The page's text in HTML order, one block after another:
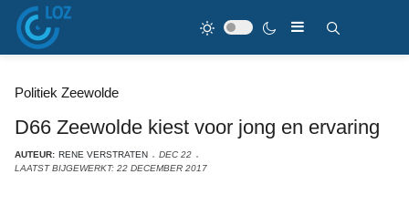
Politiek Zeewolde
D66 Zeewolde kiest voor jong en ervaring
AUTEUR: RENE VERSTRATEN
DEC 22
LAATST BIJGEWERKT: 22 DECEMBER 2017